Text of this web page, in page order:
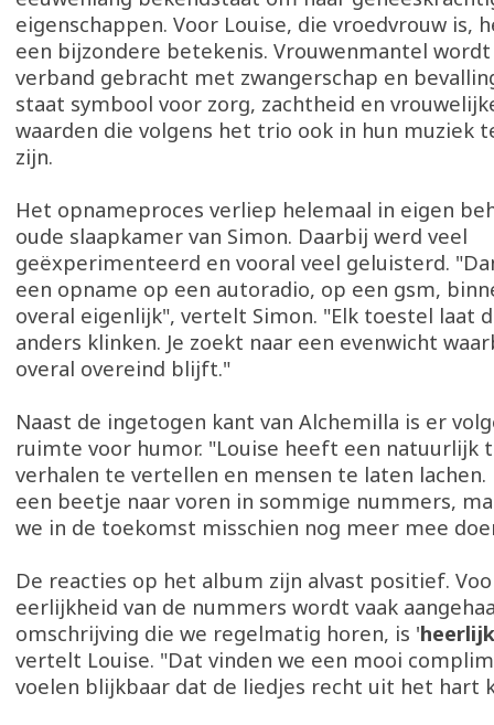
eigenschappen. Voor Louise, die vroedvrouw is,
een bijzondere betekenis. Vrouwenmantel
verband gebracht met zwangerschap en
staat symbool voor zorg, zachtheid en
waarden die volgens het trio ook in hun muziek
zijn.
Het opnameproces verliep helemaal in eigen
oude slaapkamer van Simon. Daarbij werd veel
geëxperimenteerd en vooral veel geluisterd.
een opname op een autoradio, op een gsm,
overal eigenlijk", vertelt Simon. "Elk toestel laat
anders klinken. Je zoekt naar een evenwicht
overal overeind blijft."
Naast de ingetogen kant van Alchemilla is er
ruimte voor humor. "Louise heeft een natuurlijk
verhalen te vertellen en mensen te laten
een beetje naar voren in sommige nummers,
we in de toekomst misschien nog meer mee
De reacties op het album zijn alvast positief.
eerlijkheid van de nummers wordt vaak
omschrijving die we regelmatig horen, is '
vertelt Louise. "Dat vinden we een mooi
voelen blijkbaar dat de liedjes recht uit het hart